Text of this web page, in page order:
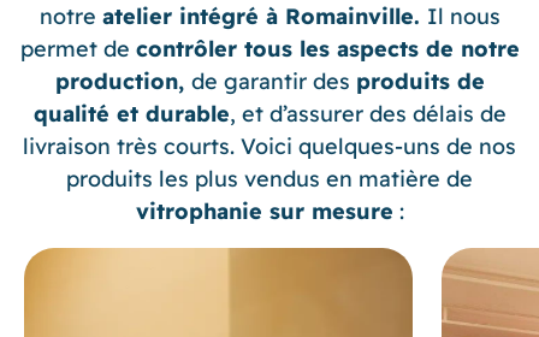
notre atelier intégré à Romainville. Il nous
permet de contrôler tous les aspects de notre
production, de garantir des produits de
qualité et durable, et d’assurer des délais de
livraison très courts. Voici quelques-uns de nos
produits les plus vendus en matière de
vitrophanie sur mesure :